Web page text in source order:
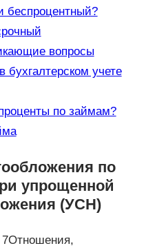
беспроцентный?
вопросы
учете
по займам?
по
упрощенной
(УСН)
7Отношения,